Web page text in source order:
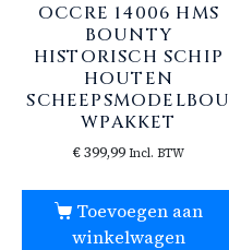
OCCRE 14006 HMS
BOUNTY
HISTORISCH SCHIP
HOUTEN
SCHEEPSMODELBOU
WPAKKET
€399,99 Incl. BTW
Toevoegen aan
winkelwagen